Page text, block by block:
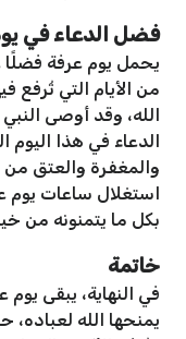
فضل الدعاء في
يحمل يوم عرفة فضلًا
من الأيام التي تُرفع
الله، وقد أوصى
الدعاء في هذا اليوم
والمغفرة والعتق
استغلال ساعات يوم
بكل ما يتمنونه من
خاتمة
في النهاية، يبقى
يمنحها الله لعباده،